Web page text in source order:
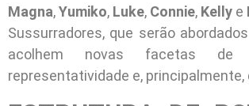
Magna,Yumiko, Luke, Connie, Kelly e
Sussurradores, que serão
acolhem novas facetas de
representatividade e, principalmente,